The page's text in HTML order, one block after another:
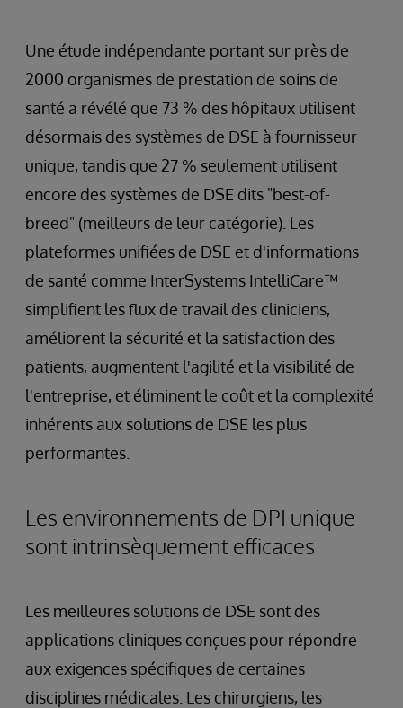
Une étude indépendante portant sur près de
2000 organismes de prestation de soins de
santé a révélé que 73 % des hôpitaux utilisent
désormais des systèmes de DSE à fournisseur
unique, tandis que 27 % seulement utilisent
encore des systèmes de DSE dits "best-of-
breed" (meilleurs de leur catégorie). Les
plateformes unifiées de DSE et d'informations
de santé comme InterSystems IntelliCare™
simplifient les flux de travail des cliniciens,
améliorent la sécurité et la satisfaction des
patients, augmentent l'agilité et la visibilité de
l'entreprise, et éliminent le coût et la complexité
inhérents aux solutions de DSE les plus
performantes.
Les environnements de DPI unique
sont intrinsèquement efficaces
Les meilleures solutions de DSE sont des
applications cliniques conçues pour répondre
aux exigences spécifiques de certaines
disciplines médicales. Les chirurgiens, les